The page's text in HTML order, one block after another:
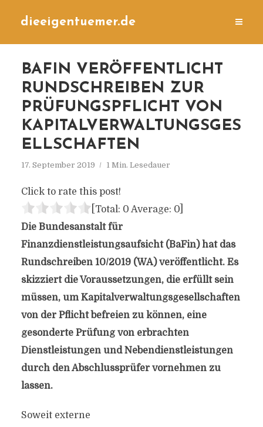
dieeigentuemer.de
BAFIN VERÖFFENTLICHT
RUNDSCHREIBEN ZUR
PRÜFUNGSPFLICHT VON
KAPITALVERWALTUNGSGES
ELLSCHAFTEN
17. September 2019 1 Min. Lesedauer
Click to rate this post!
[Total: 0 Average: 0]
Die Bundesanstalt für
Finanzdienstleistungsaufsicht (BaFin) hat das
Rundschreiben 10/2019 (WA) veröffentlicht. Es
skizziert die Voraussetzungen, die erfüllt sein
müssen, um Kapitalverwaltungsgesellschaften
von der Pflicht befreien zu können, eine
gesonderte Prüfung von erbrachten
Dienstleistungen und Nebendienstleistungen
durch den Abschlussprüfer vornehmen zu
lassen.
Soweit externe